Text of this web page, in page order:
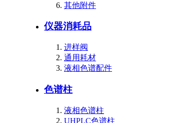
其他附件
仪器消耗品
进样阀
通用耗材
液相色谱配件
色谱柱
液相色谱柱
UHPLC色谱柱